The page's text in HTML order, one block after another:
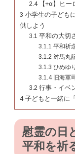
2.4【+α】ヒー
3 小学生の子ども
供しよう
3.1 平和の大切
3.1.1 平和祈
3.1.2 対馬丸
3.1.3 ひめゆ
3.1.4旧海軍
3.2 行事・イベ
4子どもと一緒に
慰霊の日
平和を祈